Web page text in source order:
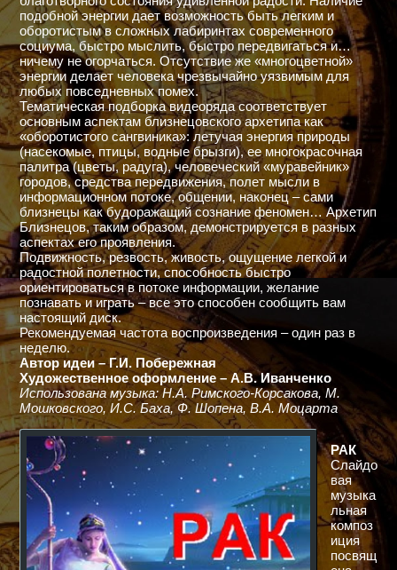
подобной энергии дает возможность быть легким и
оборотистым в сложных лабиринтах современного
социума, быстро мыслить, быстро передвигаться и…
ничему не огорчаться. Отсутствие же «многоцветной»
энергии делает человека чрезвычайно уязвимым для
любых повседневных помех.
Тематическая подборка видеоряда соответствует
основным аспектам близнецовского архетипа как
«оборотистого сангвиника»: летучая энергия природы
(насекомые, птицы, водные брызги), ее многокрасочная
палитра (цветы, радуга), человеческий «муравейник»
городов, средства передвижения, полет мысли в
информационном потоке, общении, наконец – сами
близнецы как будоражащий сознание феномен… Архетип
Близнецов, таким образом, демонстрируется в разных
аспектах его проявления.
Подвижность, резвость, живость, ощущение легкой и
радостной полетности, способность быстро
ориентироваться в потоке информации, желание
познавать и играть – все это способен сообщить вам
настоящий диск.
Рекомендуемая частота воспроизведения – один раз в
неделю.
Автор идеи – Г.И. Побережная
Художественное оформление – А.В. Иванченко
Использована музыка: Н.А. Римского-Корсакова, М.
Мошковского, И.С. Баха, Ф. Шопена, В.А. Моцарта
РАК
Слайдо
вая
музыка
льная
композ
иция
посвящ